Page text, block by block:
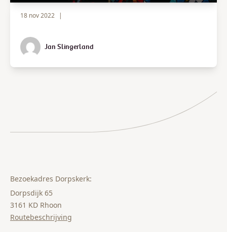
18 nov 2022 |
Jan Slingerland
Bezoekadres Dorpskerk:
Dorpsdijk 65
3161 KD Rhoon
Routebeschrijving